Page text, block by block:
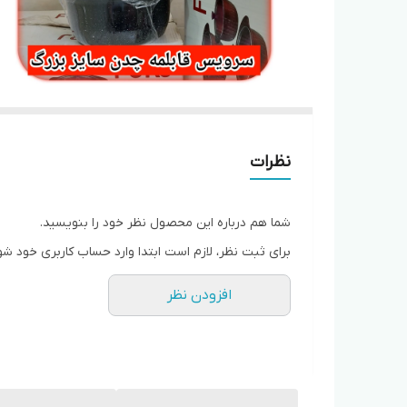
نظرات
شما هم درباره این محصول نظر خود را بنویسید.
برای ثبت نظر، لازم است ابتدا وارد حساب کاربری خود
افزودن نظر